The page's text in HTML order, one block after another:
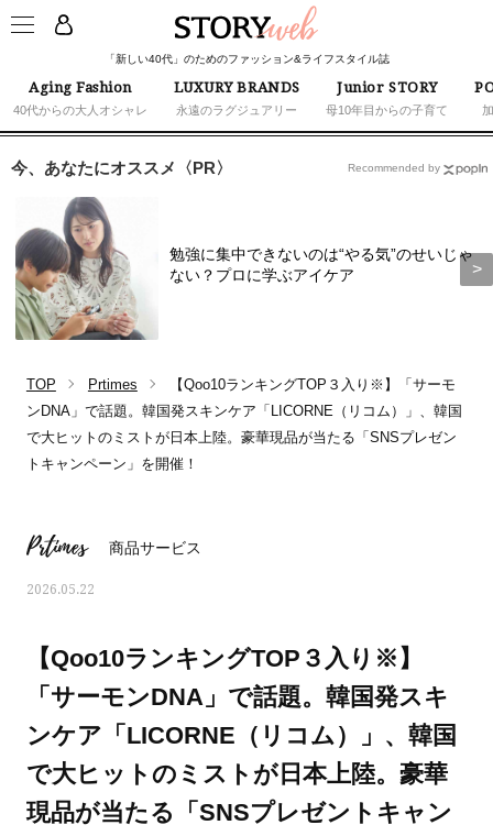
「新しい40代」のためのファッション&ライフスタイル誌
Aging Fashion
40代からの大人オシャレ
LUXURY BRANDS
永遠のラグジュアリー
Junior STORY
母10年目からの子育て
今、あなたにオススメ〈PR〉
勉強に集中できないのは“やる気”のせいじゃ
ない？プロに学ぶアイケア
Recommended by
TOP Prtimes
【Qoo10ランキングTOP３入り※】「サーモ
ンDNA」で話題。韓国発スキンケア「LICORNE（リコム）」、韓国
で大ヒットのミストが日本上陸。豪華現品が当たる「SNSプレゼン
トキャンペーン」を開催！
Prtimes 商品サービス
2026.05.22
【Qoo10ランキングTOP３入り※】
「サーモンDNA」で話題。韓国発スキ
ンケア「LICORNE（リコム）」、韓国
で大ヒットのミストが日本上陸。豪華
現品が当たる「SNSプレゼントキャン